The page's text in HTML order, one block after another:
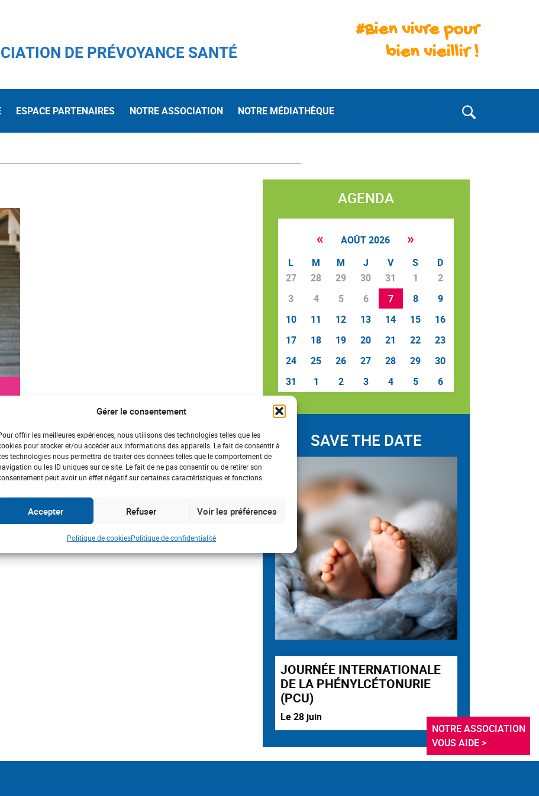
Gérer le consentement
offrir les meilleures expériences, nous utilisons des technologies telles que les
pour stocker et/ou accéder aux informations des appareils. Le fait de consentir à
technologies nous permettra de traiter des données telles que le comportement de
ou les ID uniques sur ce site. Le fait de ne pas consentir ou de retirer son
peut avoir un effet négatif sur certaines caractéristiques et fonctions.
Accepter Refuser Voir les préférences
Politique de cookiesPolitique de confidentialité
DE PRÉVOYANCE SANTÉ
#Bien vivre pour
bien vieillir !
ESPACE PARTENAIRES NOTRE ASSOCIATION NOTRE MÉDIATHÈQUE
AGENDA
« AOÛT 2026 »
L M M J V S
D
27
28 29 30 31 1
2
3
4 5 6 7 8
9
10
11 12 13 14 15
16
17
18 19 20 21 22
23
24
25 26 27 28 29
30
31
1 2 3 4 5 6
SAVE THE DATE
JOURNÉE INTERNATIONALE
DE LA PHÉNYLCÉTONURIE
(PCU)
Le 28 juin
NOTRE ASSOCIATION
VOUS AIDE >